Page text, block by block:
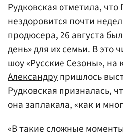
Рудковская отметила,
нездоровится почти
продюсера, 26 августа
день» для их семьи. В это
шоу «Русские Сезоны», на
Александрупришлось
Рудковская призналась,
она заплакала, «как и
«В такие сложные